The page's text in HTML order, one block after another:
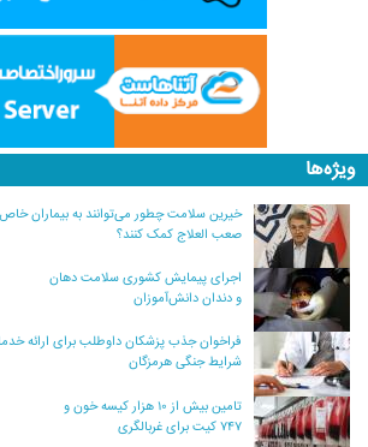
ویژه‌ها
خیرین سلامت چطور می‌توانند به بیماران
صعب العلاج کمک کنند؟
اجرای پیمایش کشوری سلامت دهان
و دندان دانش‌آموزان
فراخوان جذب پزشکان داوطلب برای ارائه
شرایط جنگی هرمزگان
تامین بیش از ۱۰ هزار کیسه خون و
۷۴۷ کیت برای غربالگری